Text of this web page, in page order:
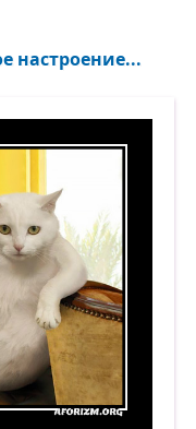
настроение...